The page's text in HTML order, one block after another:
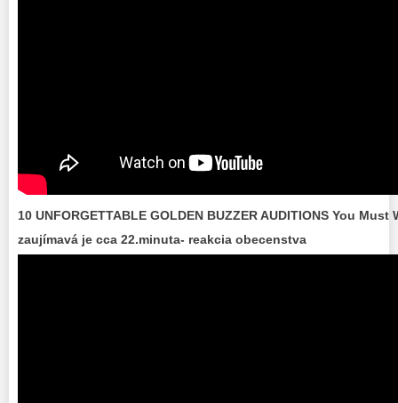
10 UNFORGETTABLE GOLDEN BUZZER AUDITIONS You Must
zaujímavá je cca 22.minuta- reakcia obecenstva